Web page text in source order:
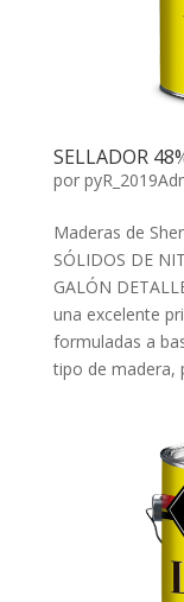
SELLADOR
por
Maderas de
SÓLIDOS DE
GALÓN
una excelente
formuladas a
tipo de madera,